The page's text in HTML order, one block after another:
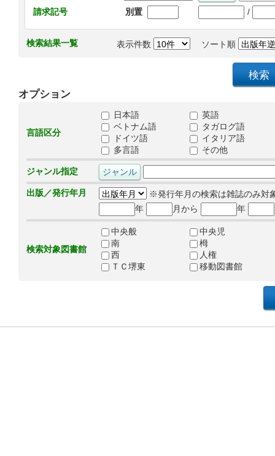
請求記号
別置 /
検索結果一覧 表示件数 ソート順
オプション
言語区分
日本語
英語
ベトナム語
タガログ語
ドイツ語
イタリア語
多言語
その他
ジャンル指定
出版／発行年月
※発行年月の検索は雑誌のみ対
年
月から 年
検索対象図書館
中央般
中央児
南
栂
西
人権
ＴＣ堺東
移動図書館